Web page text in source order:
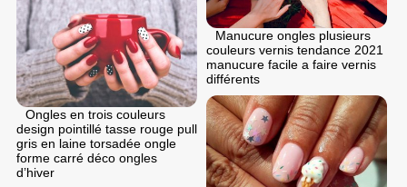
Manucure ongles plusieurs
couleurs vernis tendance 2021
manucure facile a faire vernis
différents
Ongles en trois couleurs
design pointillé tasse rouge pull
gris en laine torsadée ongle
forme carré déco ongles
d’hiver